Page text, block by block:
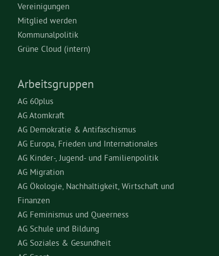
Vereinigungen
Mitglied werden
Kommunalpolitik
Grüne Cloud (intern)
Arbeitsgruppen
AG 60plus
AG Atomkraft
AG Demokratie & Antifaschismus
AG Europa, Frieden und Internationales
AG Kinder-, Jugend- und Familienpolitik
AG Migration
AG Ökologie, Nachhaltigkeit, Wirtschaft und
Finanzen
AG Feminismus und Queerness
AG Schule und Bildung
AG Soziales & Gesundheit